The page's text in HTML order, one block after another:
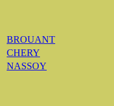
BROUANT
CHERY
NASSOY